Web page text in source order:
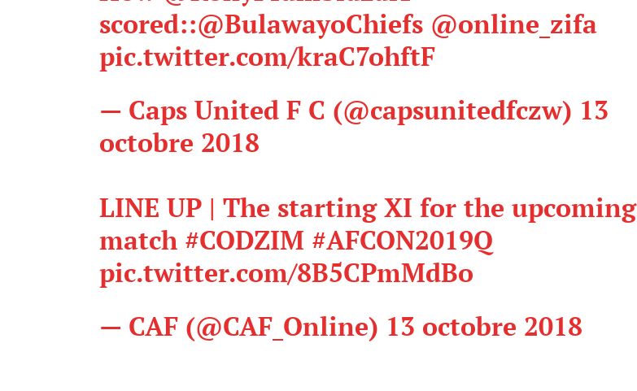
scored::@BulawayoChiefs @online_zifa
pic.twitter.com/kraC7ohftF
— Caps United F C (@capsunitedfczw) 13
octobre 2018
LINE UP | The starting XI for the upcoming
match #CODZIM #AFCON2019Q
pic.twitter.com/8B5CPmMdBo
— CAF (@CAF_Online) 13 octobre 2018